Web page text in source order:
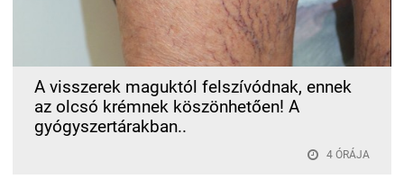
A visszerek maguktól felszívódnak, ennek
az olcsó krémnek köszönhetően! A
gyógyszertárakban..
4 ÓRÁJA